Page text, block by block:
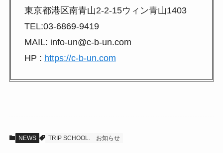
東京都港区南青山2-2-15ウィン青山1403
TEL:03-6869-9419
MAIL: info-un@c-b-un.com
HP : https://c-b-un.com
NEWS TRIP SCHOOL. お知らせ